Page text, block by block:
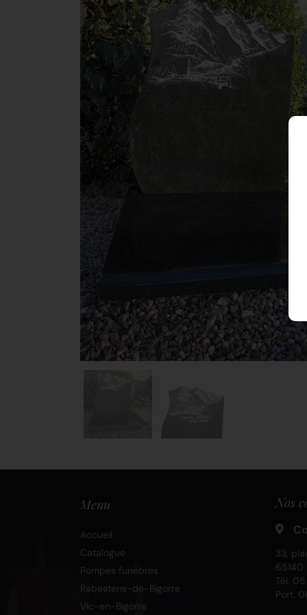
Menu
Accueil
Catalogue
Pompes funèbres
Rabastens-de-Bigorre
Vic-en-Bigorre
Nos
33,
65140
Tél.
Port.